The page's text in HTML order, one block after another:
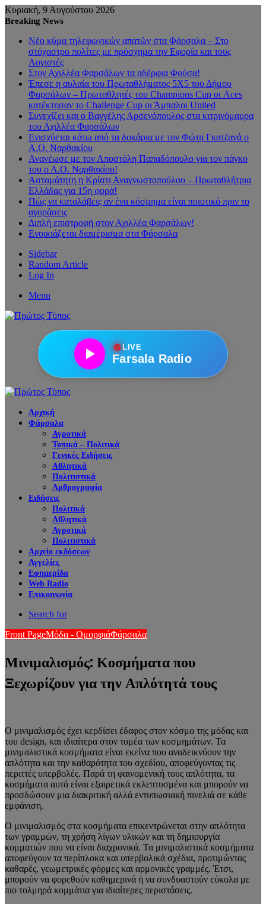
Κυριακή, 9 Αυγούστου 2026
Breaking News
Νέο κύμα τηλεφωνικών απατών στα Φάρσαλα – Στο
στόχαστρο πολίτες με πρόσχημα την Εφορία και τους
Λογιστές
Στον Αχιλλέα Φαρσάλων τα αδέρφια Φούσα!
Έπεσε η αυλαία του Πρωταθλήματος 5Χ5 του Δήμου
Φαρσάλων – Πρωταθλητές του Champions Cup οι Aces
κατέκτησαν το Challenge Cup οι Άμπαλοι United
Συνεχίζει και ο Βαγγέλης Αρσενόπουλος στα κιτρινόμαυρα
του Αχιλλέα Φαρσάλων
Ενισχύεται κάτω από τα δοκάρια με τον Φώτη Γκατζανά ο
Α.Ο. Ναρθακίου
Ανανέωσε με τον Αποστόλη Παπαδόπουλο για τον πάγκο
του ο Α.Ο. Ναρθακίου!
Ασταμάτητη η Κρίστι Αναγνωστοπούλου – Πρωταθλήτρια
Ελλάδας για 15η φορά!
Πώς να καταλάβεις αν ένα κόσμημα είναι ποιοτικό πριν το
αγοράσεις
Διπλή επιστροφή στον Αχιλλέα Φαρσάλων!
Ενοικιάζεται διαμέρισμα στα Φάρσαλα
Sidebar
Random Article
Log In
Menu
●LIVE
Farsala Radio
Αρχική
Φάρσαλα
Αγροτικά
Τοπικά – Πολιτικά
Γενικές Ειδήσεις
Αθλητικά
Πολιτιστικά
Αρθρογραφία
Ειδήσεις
Πολιτικά
Αθλητικά
Αγροτικά
Πολιτιστικά
Αρχείο εκδόσεων
Αγγελίες
Εφημερίδα
Web Radio
Επικοινωνία
Search for
Front PageΜόδα - ΟμορφιάΦάρσαλα
Μινιμαλισμός: Κοσμήματα που
Ξεχωρίζουν για την Απλότητά τους
Ο μινιμαλισμός έχει κερδίσει έδαφος στον κόσμο της μόδας και
του design, και ιδιαίτερα στον τομέα των κοσμημάτων. Τα
μινιμαλιστικά κοσμήματα είναι εκείνα που αναδεικνύουν την
απλότητα και την καθαρότητα του σχεδίου, αποφεύγοντας τις
περιττές υπερβολές. Παρά τη φαινομενική τους απλότητα, τα
κοσμήματα αυτά είναι εξαιρετικά εκλεπτυσμένα και μπορούν να
προσδώσουν μια διακριτική αλλά εντυπωσιακή πινελιά σε κάθε
εμφάνιση.
Ο μινιμαλισμός στα κοσμήματα επικεντρώνεται στην απλότητα
των γραμμών, τη χρήση λίγων υλικών και τη δημιουργία
κομματιών που να είναι διαχρονικά. Τα μινιμαλιστικά κοσμήματα
αποφεύγουν τα περίπλοκα και υπερβολικά σχέδια, προτιμώντας
καθαρές, γεωμετρικές φόρμες και αρμονικές γραμμές. Έτσι,
μπορούν να φορεθούν καθημερινά ή να συνδυαστούν εύκολα με
πιο τολμηρά κομμάτια για ιδιαίτερες περιστάσεις​.